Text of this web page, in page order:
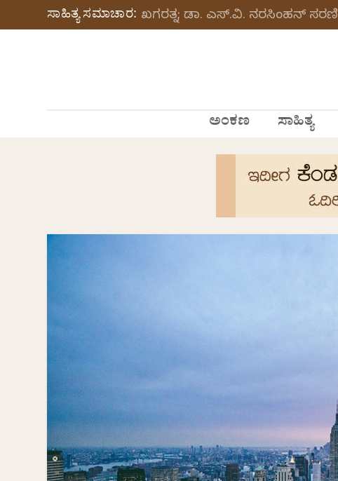
ಸಾಹಿತ್ಯ ಸಮಾಚಾರ: ಖಗರತ್ನ: ಡಾ. ಎಸ್.ವಿ. ನರಸಿಂಹನ್‌‌ ಸರಣಿ
ಅಂಕಣ ಸಾಹಿತ್ಯ